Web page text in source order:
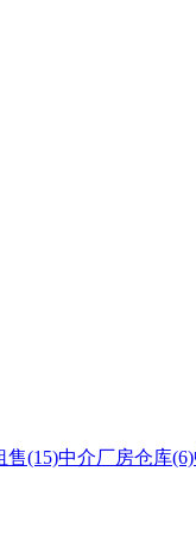
售(15)中介厂房仓库(6)